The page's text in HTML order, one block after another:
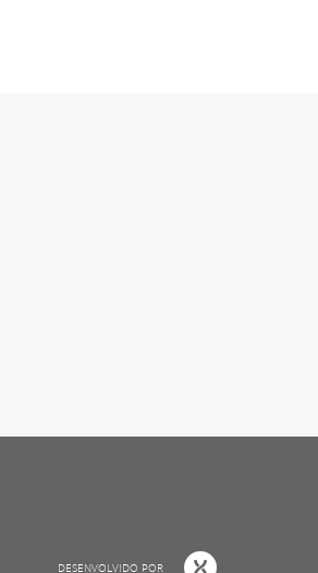
DESENVOLVIDO POR